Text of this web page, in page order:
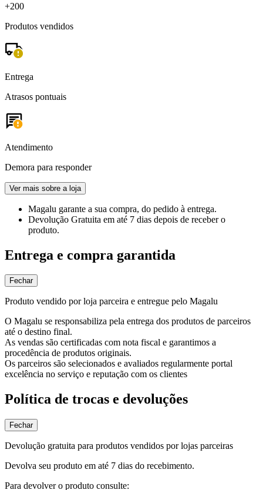
+200
Produtos vendidos
Entrega
Atrasos pontuais
Atendimento
Demora para responder
Ver mais sobre a loja
Magalu garante a sua compra, do pedido à entrega.
Devolução Gratuita em até 7 dias depois de receber o
produto.
Entrega e compra garantida
Fechar
Produto vendido por loja parceira e entregue pelo Magalu
O Magalu se responsabiliza pela entrega dos produtos de parceiros
até o destino final.
As vendas são certificadas com nota fiscal e garantimos a
procedência de produtos originais.
Os parceiros são selecionados e avaliados regularmente portal
excelência no serviço e reputação com os clientes
Política de trocas e devoluções
Fechar
Devolução gratuita para produtos vendidos por lojas parceiras
Devolva seu produto em até 7 dias do recebimento.
Para devolver o produto consulte: